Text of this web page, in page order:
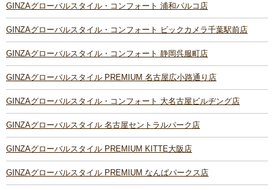
GINZAグローバルスタイル・コンフォート 浦和パルコ店
GINZAグローバルスタイル・コンフォート ビックカメラ千葉駅前店
GINZAグローバルスタイル・コンフォート 静岡呉服町店
GINZAグローバルスタイル PREMIUM 名古屋広小路通り店
GINZAグローバルスタイル・コンフォート 大名古屋ビルヂング店
GINZAグローバルスタイル 名古屋セントラルパーク店
GINZAグローバルスタイル PREMIUM KITTE大阪店
GINZAグローバルスタイル PREMIUM なんばパークス店